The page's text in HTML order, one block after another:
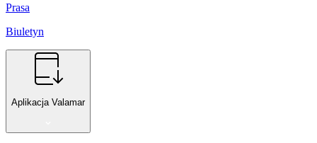
Prasa
Biuletyn
Aplikacja Valamar